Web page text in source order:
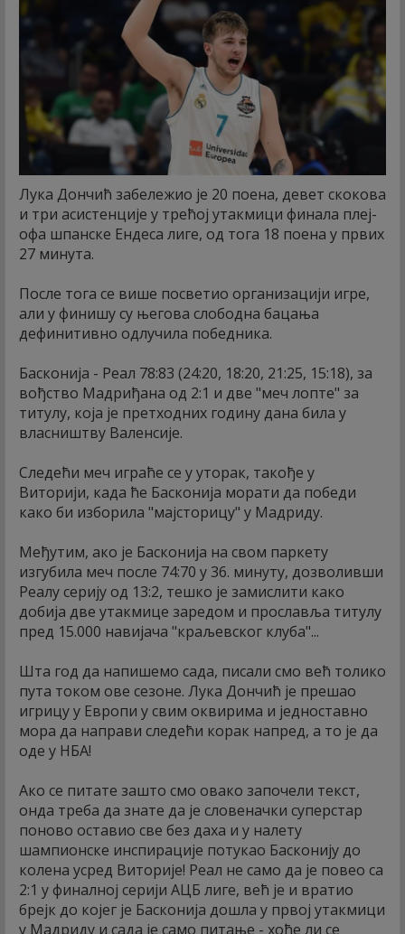
Лука Дончић забележио је 20 поена, девет скокова
и три асистенције у трећој утакмици финала плеј-
офа шпанске Ендеса лиге, од тога 18 поена у првих
27 минута.
После тога се више посветио организацији игре,
али у финишу су његова слободна бацања
дефинитивно одлучила победника.
Басконија - Реал 78:83 (24:20, 18:20, 21:25, 15:18), за
вођство Мадриђана од 2:1 и две "меч лопте" за
титулу, која је претходних годину дана била у
власништву Валенсије.
Следећи меч играће се у уторак, такође у
Виторији, када ће Басконија морати да победи
како би изборила "мајсторицу" у Мадриду.
Међутим, ако је Басконија на свом паркету
изгубила меч после 74:70 у 36. минуту, дозволивши
Реалу серију од 13:2, тешко је замислити како
добија две утакмице заредом и прославља титулу
пред 15.000 навијача "краљевског клуба"...
Шта год да напишемо сада, писали смо већ толико
пута током ове сезоне. Лука Дончић је прешао
игрицу у Европи у свим оквирима и једноставно
мора да направи следећи корак напред, а то је да
оде у НБА!
Ако се питате зашто смо овако започели текст,
онда треба да знате да је словеначки суперстар
поново оставио све без даха и у налету
шампионске инспирације потукао Басконију до
колена усред Виторије! Реал не само да је повео са
2:1 у финалној серији АЦБ лиге, већ је и вратио
брејк до којег је Басконија дошла у првој утакмици
у Мадриду и сада је само питање - хоће ли се